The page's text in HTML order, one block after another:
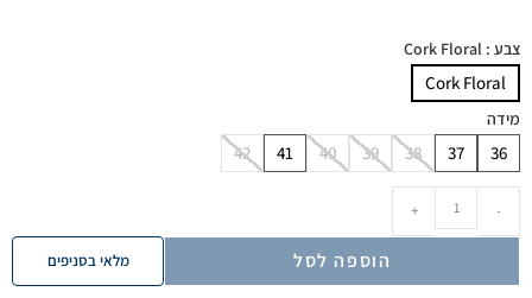
צבע : Cork Floral
Cork Floral
מידה
36
37
38
39
40
41
42
-
+
הוספה לסל מלאי בסניפים